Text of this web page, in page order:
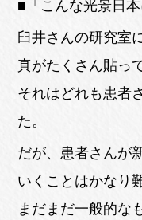
■「こんな光景日本
臼井さんの研究室
真がたくさん貼っ
それはどれも患者
た。
だが、患者さんが
いくことはかなり
まだまだ一般的な